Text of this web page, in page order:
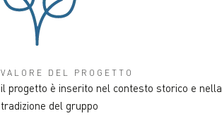
VALORE DEL PROGETTO
il progetto è inserito nel contesto storico e nella
tradizione del gruppo